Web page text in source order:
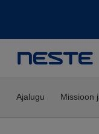
Ajalugu Missioon